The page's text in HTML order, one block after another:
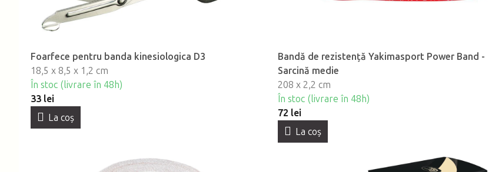
Foarfece pentru banda kinesiologica D3
18,5 x 8,5 x 1,2 cm
În stoc (livrare în 48h)
33 lei
La coş
Bandă de rezistență Yakimasport Power Band -
Sarcină medie
208 x 2,2 cm
În stoc (livrare în 48h)
72 lei
La coş